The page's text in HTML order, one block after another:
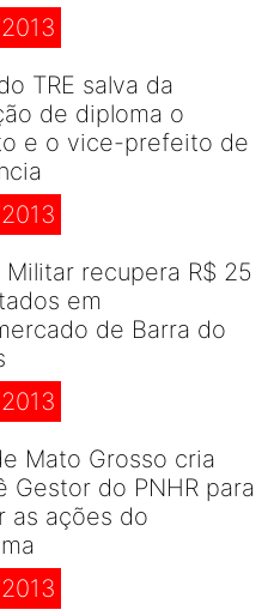
TRE salva da
de diploma o
e o vice-prefeito de
Militar recupera R$ 25
em
de Barra do
Mato Grosso cria
Gestor do PNHR para
as ações do